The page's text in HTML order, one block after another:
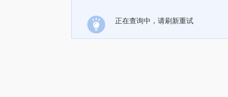
正在查询中，请刷新重试